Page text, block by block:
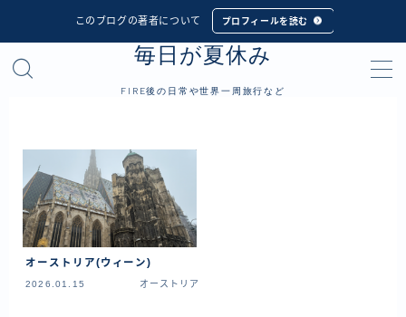
このブログの著者について プロフィールを読む
毎日が夏休み
FIRE後の日常や世界一周旅行など
MENU
世界一周旅行
フィリピン
インドネシア
シンガポール
オーストリア(ウィーン)
2026.01.15 オーストリア